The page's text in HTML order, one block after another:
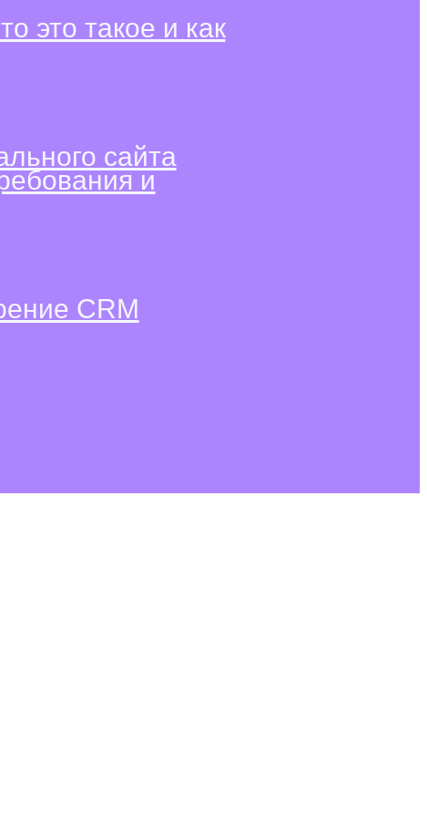
это такое и как
сайта
и
CRM